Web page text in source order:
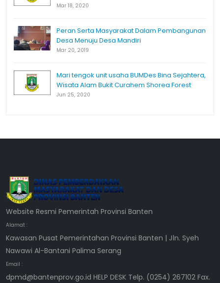
Mar 18, 2020
Peran Serta Masyarakat Dalam Pembangunan
Desa Menuju Desa Mandiri
Mar 20, 2019
Mari tengok unit usaha BUMDes Bina Sejahtera,
Wisata Alam Bukit Curahem Shorea Forest
Jun 25, 2020
Website Resmi Pemerintah Provinsi Banten
Alamat :
Kawasan Pusat Pemerintahan Provinsi Banten | Jln. Syeh
Nawawi Al-Bantani Palima Serang
Email :
dpmd@bantenprov.go.id HELP DESK Telp. (0254) 267102 Fax.